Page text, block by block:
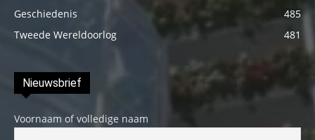
Geschiedenis
485
Tweede Wereldoorlog
481
Nieuwsbrief
Voornaam of volledige naam